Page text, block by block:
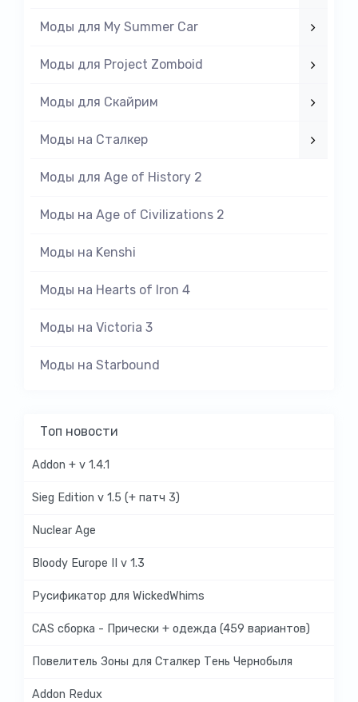
Моды для My Summer Car
Моды для Project Zomboid
Моды для Скайрим
Моды на Cталкер
Моды для Age of History 2
Моды на Age of Civilizations 2
Моды на Kenshi
Моды на Hearts of Iron 4
Моды на Victoria 3
Моды на Starbound
Топ новости
Addon + v 1.4.1
Sieg Edition v 1.5 (+ патч 3)
Nuclear Age
Bloody Europe II v 1.3
Русификатор для WickedWhims
CAS сборка - Прически + одежда (459 вариантов)
Повелитель Зоны для Сталкер Тень Чернобыля
Addon Redux